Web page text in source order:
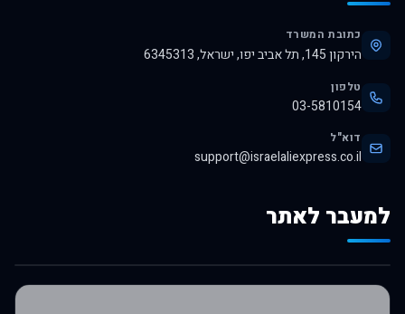
כתובת המשרד
הירקון 145, תל אביב יפו, ישראל, 6345313
טלפון
03-5810154
דוא"ל
support@israelaliexpress.co.il
למעבר לאתר
לרכישה באלי אקספרס